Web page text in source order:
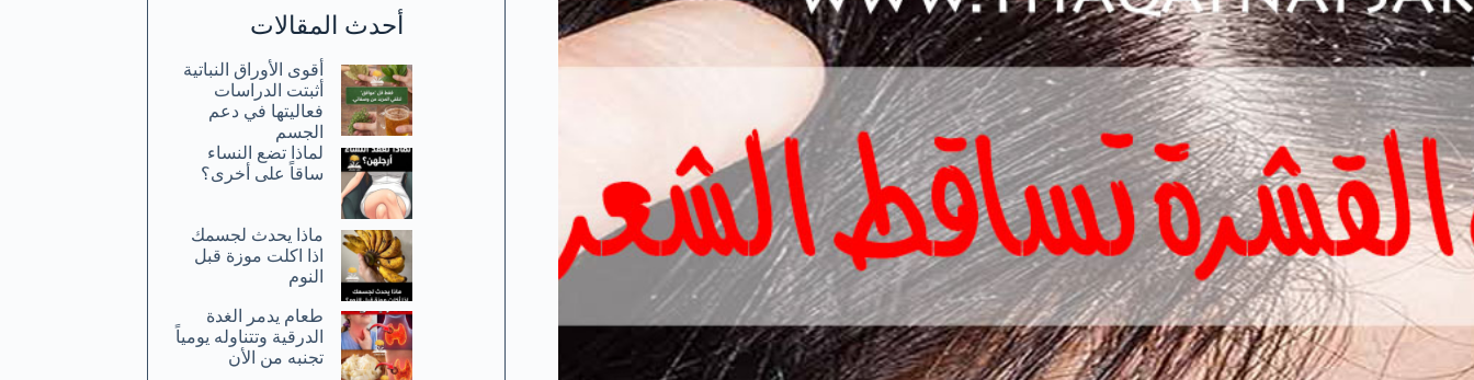
أحدث المقالات
أقوى الأوراق النباتية
أثبتت الدراسات
فعاليتها في دعم
الجسم
لماذا تضع النساء
ساقاً على أخرى؟
ماذا يحدث لجسمك
اذا اكلت موزة قبل
النوم
طعام يدمر الغدة
الدرقية وتتناوله يومياً
تجنبه من الأن